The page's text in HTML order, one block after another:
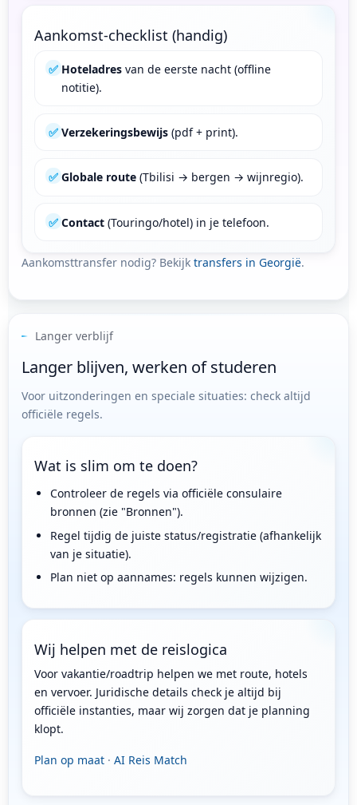
Aankomst-checklist (handig)
✅ Hoteladresvan de eerste nacht (offline
notitie).
✅ Verzekeringsbewijs(pdf + print).
✅ Globale route(Tbilisi → bergen → wijnregio).
✅ Contact(Touringo/hotel) in je telefoon.
Aankomsttransfer nodig? Bekijk transfers in Georgië.
Langer verblijf
Langer blijven, werken of studeren
Voor uitzonderingen en speciale situaties: check altijd
officiële regels.
Wat is slim om te doen?
Controleer de regels via officiële consulaire
bronnen (zie "Bronnen").
Regel tijdig de juiste status/registratie (afhankelijk
van je situatie).
Plan niet op aannames: regels kunnen wijzigen.
Wij helpen met de reislogica
Voor vakantie/roadtrip helpen we met route, hotels
en vervoer. Juridische details check je altijd bij
officiële instanties, maar wij zorgen dat je planning
klopt.
Plan op maat ·AI Reis Match